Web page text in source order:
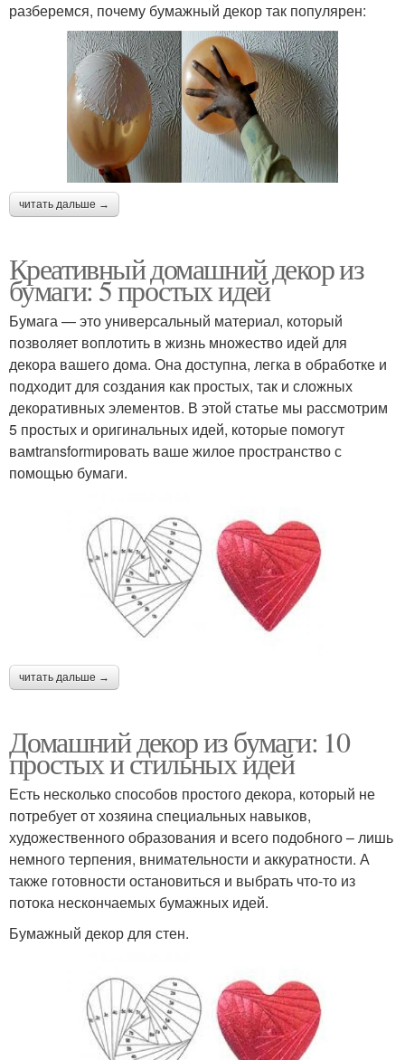
разберемся, почему бумажный декор так популярен:
читать дальше →
Креативный домашний декор из
бумаги: 5 простых идей
Бумага — это универсальный материал, который
позволяет воплотить в жизнь множество идей для
декора вашего дома. Она доступна, легка в обработке и
подходит для создания как простых, так и сложных
декоративных элементов. В этой статье мы рассмотрим
5 простых и оригинальных идей, которые помогут
вамtransformировать ваше жилое пространство с
помощью бумаги.
читать дальше →
Домашний декор из бумаги: 10
простых и стильных идей
Есть несколько способов простого декора, который не
потребует от хозяина специальных навыков,
художественного образования и всего подобного – лишь
немного терпения, внимательности и аккуратности. А
также готовности остановиться и выбрать что-то из
потока нескончаемых бумажных идей.
Бумажный декор для стен.